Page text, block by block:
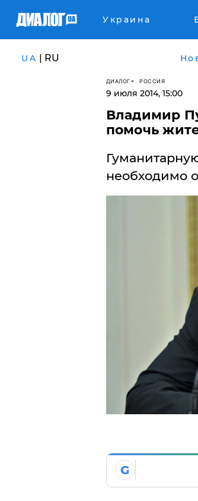
Украина
UA | RU
ДИАЛОГ РОССИЯ
9 июля 2014, 15:00
Владимир
помочь
необходимо
G